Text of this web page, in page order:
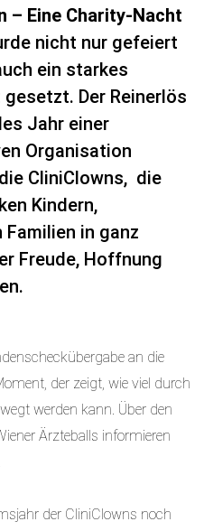
– Eine Charity-Nacht
nicht nur gefeiert
ein starkes
Der Reinerlös
Jahr einer
Organisation
CliniClowns, die
Kindern,
Familien in ganz
Freude, Hoffnung
an die
der zeigt, wie viel durch
werden kann. Über den
Ärzteballs informieren
der CliniClowns noch